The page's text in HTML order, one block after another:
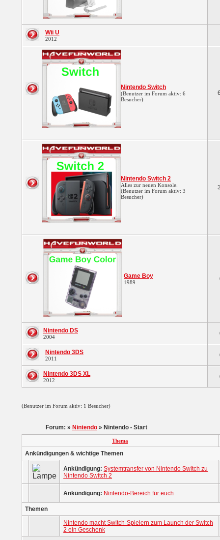
Wii U
2012
Nintendo Switch
(Benutzer im Forum aktiv: 6
Besucher)
Nintendo Switch 2
Alles zur neuen Konsole.
(Benutzer im Forum aktiv: 3
Besucher)
Game Boy
1989
Nintendo DS
2004
Nintendo 3DS
2011
Nintendo 3DS XL
2012
(Benutzer im Forum aktiv: 1 Besucher)
Forum: » Nintendo » Nintendo - Start
Thema
Ankündigungen & wichtige Themen
Ankündigung: Systemtransfer von Nintendo Switch zu
Nintendo Switch 2
Ankündigung: Nintendo-Bereich für euch
Themen
Nintendo macht Switch-Spielern zum Launch der Switch
2 ein Geschenk